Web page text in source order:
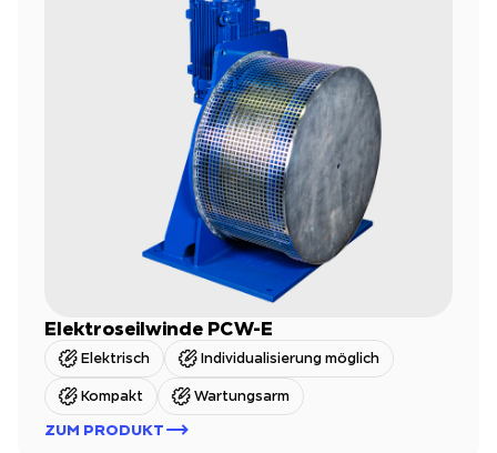
Elektroseilwinde PCW-E
Elektrisch Individualisierung möglich
Kompakt Wartungsarm
ZUM PRODUKT